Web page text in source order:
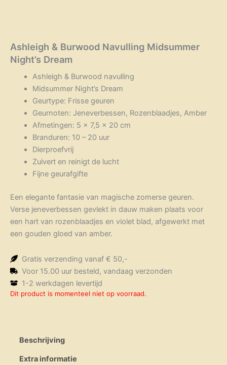
Ashleigh & Burwood Navulling Midsummer
Night’s Dream
Ashleigh & Burwood navulling
Midsummer Night’s Dream
Geurtype: Frisse geuren
Geurnoten: Jeneverbessen, Rozenblaadjes, Amber
Afmetingen: 5 x 7,5 x 20 cm
Branduren: 10 – 20 uur
Dierproefvrij
Zuivert en reinigt de lucht
Fijne geurafgifte
Een elegante fantasie van magische zomerse geuren.
Verse jeneverbessen gevlekt in dauw maken plaats voor
een hart van rozenblaadjes en violet blad, afgewerkt met
een gouden gloed van amber.
Gratis verzending vanaf € 50,-
Voor 15.00 uur besteld, vandaag verzonden
1-2 werkdagen levertijd
Dit product is momenteel niet op voorraad.
Beschrijving
Extra informatie